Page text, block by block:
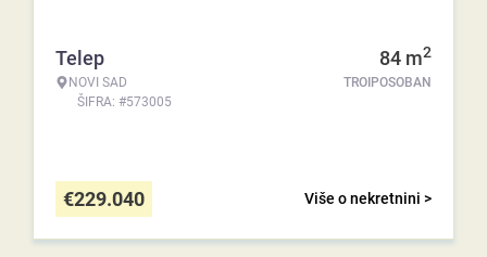
Telep
NOVI SAD
ŠIFRA: #573005
84 m2
TROIPOSOBAN
Više o nekretnini >
€229.040